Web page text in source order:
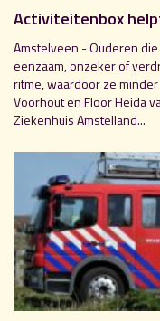
Activiteitenbox
Amstelveen - Ouderen
eenzaam, onzeker of
ritme, waardoor ze
Voorhout en Floor Heida
Ziekenhuis Amstelland...